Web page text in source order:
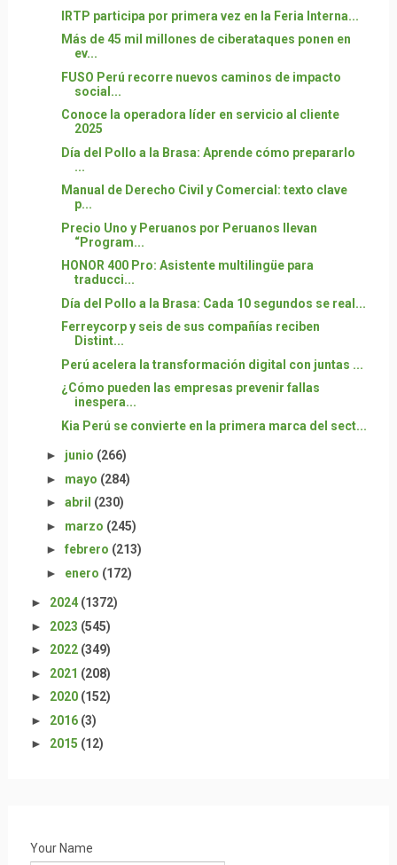
IRTP participa por primera vez en la Feria Interna...
Más de 45 mil millones de ciberataques ponen en
ev...
FUSO Perú recorre nuevos caminos de impacto
social...
Conoce la operadora líder en servicio al cliente
2025
Día del Pollo a la Brasa: Aprende cómo prepararlo
...
Manual de Derecho Civil y Comercial: texto clave
p...
Precio Uno y Peruanos por Peruanos llevan
“Program...
HONOR 400 Pro: Asistente multilingüe para
traducci...
Día del Pollo a la Brasa: Cada 10 segundos se real...
Ferreycorp y seis de sus compañías reciben
Distint...
Perú acelera la transformación digital con juntas ...
¿Cómo pueden las empresas prevenir fallas
inespera...
Kia Perú se convierte en la primera marca del sect...
► junio (266)
► mayo (284)
► abril (230)
► marzo (245)
► febrero (213)
► enero (172)
► 2024 (1372)
► 2023 (545)
► 2022 (349)
► 2021 (208)
► 2020 (152)
► 2016 (3)
► 2015 (12)
Your Name